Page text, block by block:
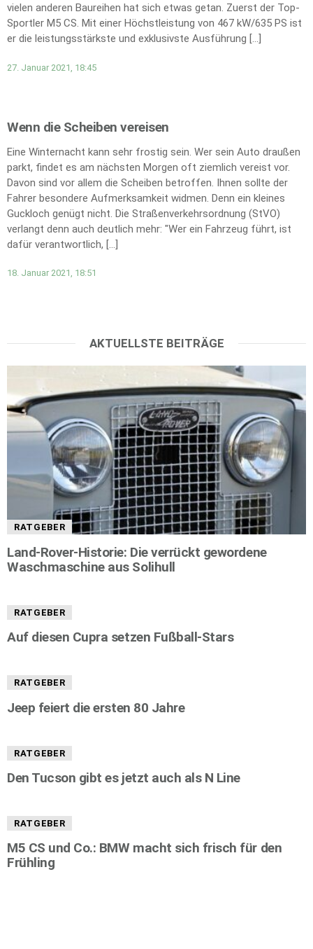
vielen anderen Baureihen hat sich etwas getan. Zuerst der Top-
Sportler M5 CS. Mit einer Höchstleistung von 467 kW/635 PS ist
er die leistungsstärkste und exklusivste Ausführung […]
27. Januar 2021, 18:45
Wenn die Scheiben vereisen
Eine Winternacht kann sehr frostig sein. Wer sein Auto draußen
parkt, findet es am nächsten Morgen oft ziemlich vereist vor.
Davon sind vor allem die Scheiben betroffen. Ihnen sollte der
Fahrer besondere Aufmerksamkeit widmen. Denn ein kleines
Guckloch genügt nicht. Die Straßenverkehrsordnung (StVO)
verlangt denn auch deutlich mehr: "Wer ein Fahrzeug führt, ist
dafür verantwortlich, […]
18. Januar 2021, 18:51
AKTUELLSTE BEITRÄGE
RATGEBER
Land-Rover-Historie: Die verrückt gewordene
Waschmaschine aus Solihull
RATGEBER
Auf diesen Cupra setzen Fußball-Stars
RATGEBER
Jeep feiert die ersten 80 Jahre
RATGEBER
Den Tucson gibt es jetzt auch als N Line
RATGEBER
M5 CS und Co.: BMW macht sich frisch für den
Frühling